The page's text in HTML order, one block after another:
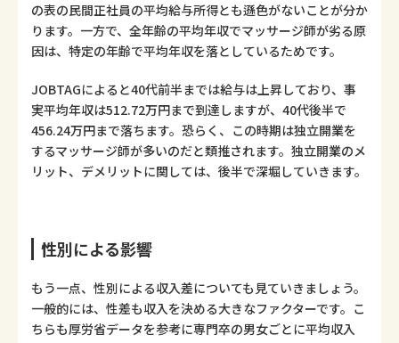
の表の民間正社員の平均給与所得とも遜色がないことが分か
ります。一方で、全年齢の平均年収でマッサージ師が劣る原
因は、特定の年齢で平均年収を落としているためです。
JOBTAGによると40代前半までは給与は上昇しており、事
実平均年収は512.72万円まで到達しますが、40代後半で
456.24万円まで落ちます。恐らく、この時期は独立開業を
するマッサージ師が多いのだと類推されます。独立開業のメ
リット、デメリットに関しては、後半で深堀していきます。
性別による影響
もう一点、性別による収入差についても見ていきましょう。
一般的には、性差も収入を決める大きなファクターです。こ
ちらも厚労省データを参考に専門卒の男女ごとに平均収入